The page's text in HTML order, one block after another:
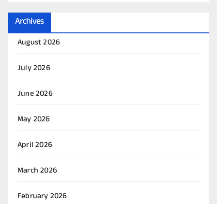
Archives
August 2026
July 2026
June 2026
May 2026
April 2026
March 2026
February 2026